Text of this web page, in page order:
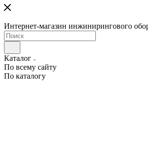
Интернет-магазин инжинирингового
Каталог
По всему сайту
По каталогу